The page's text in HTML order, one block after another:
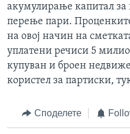
акумулирање капитал
перење пари.
на овој начин на
уплатени речиси 5
купуван и броен
користел за партиски,
Споделете